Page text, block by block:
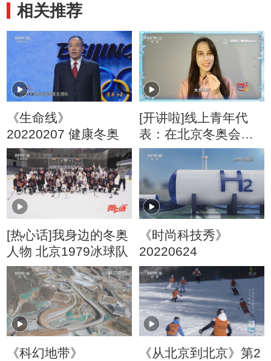
相关推荐
《生命线》
20220207 健康冬奥
[开讲啦]线上青年代
表：在北京冬奥会中
有哪些科技能体现中
国速度？
[热心话]我身边的冬奥
人物 北京1979冰球队
《时尚科技秀》
20220624
《科幻地带》
《从北京到北京》第2